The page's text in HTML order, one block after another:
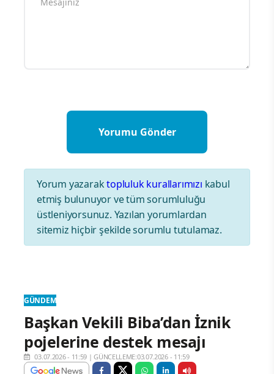
Yorum yazaraktopluluk kurallarımızı kabul
etmiş bulunuyor ve tüm sorumluluğu
üstleniyorsunuz. Yazılan yorumlardan
sitemiz hiçbir şekilde sorumlu tutulamaz.
GÜNDEM
Başkan Vekili Biba’dan İznik
pojelerine destek mesajı
03.07.2026 - 11:59 |GÜNCELLEME:03.07.2026 - 11:59